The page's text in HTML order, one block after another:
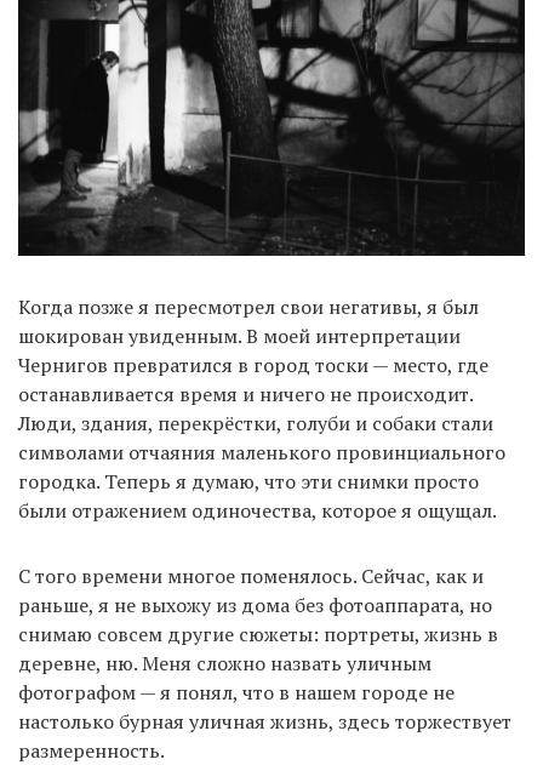
Когда позже я пересмотрел свои негативы, я был
шокирован увиденным. В моей интерпретации
Чернигов превратился в город тоски — место, где
останавливается время и ничего не происходит.
Люди, здания, перекрёстки, голуби и собаки стали
символами отчаяния маленького провинциального
городка. Теперь я думаю, что эти снимки просто
были отражением одиночества, которое я ощущал.
С того времени многое поменялось. Сейчас, как и
раньше, я не выхожу из дома без фотоаппарата, но
снимаю совсем другие сюжеты: портреты, жизнь в
деревне, ню. Меня сложно назвать уличным
фотографом — я понял, что в нашем городе не
настолько бурная уличная жизнь, здесь торжествует
размеренность.